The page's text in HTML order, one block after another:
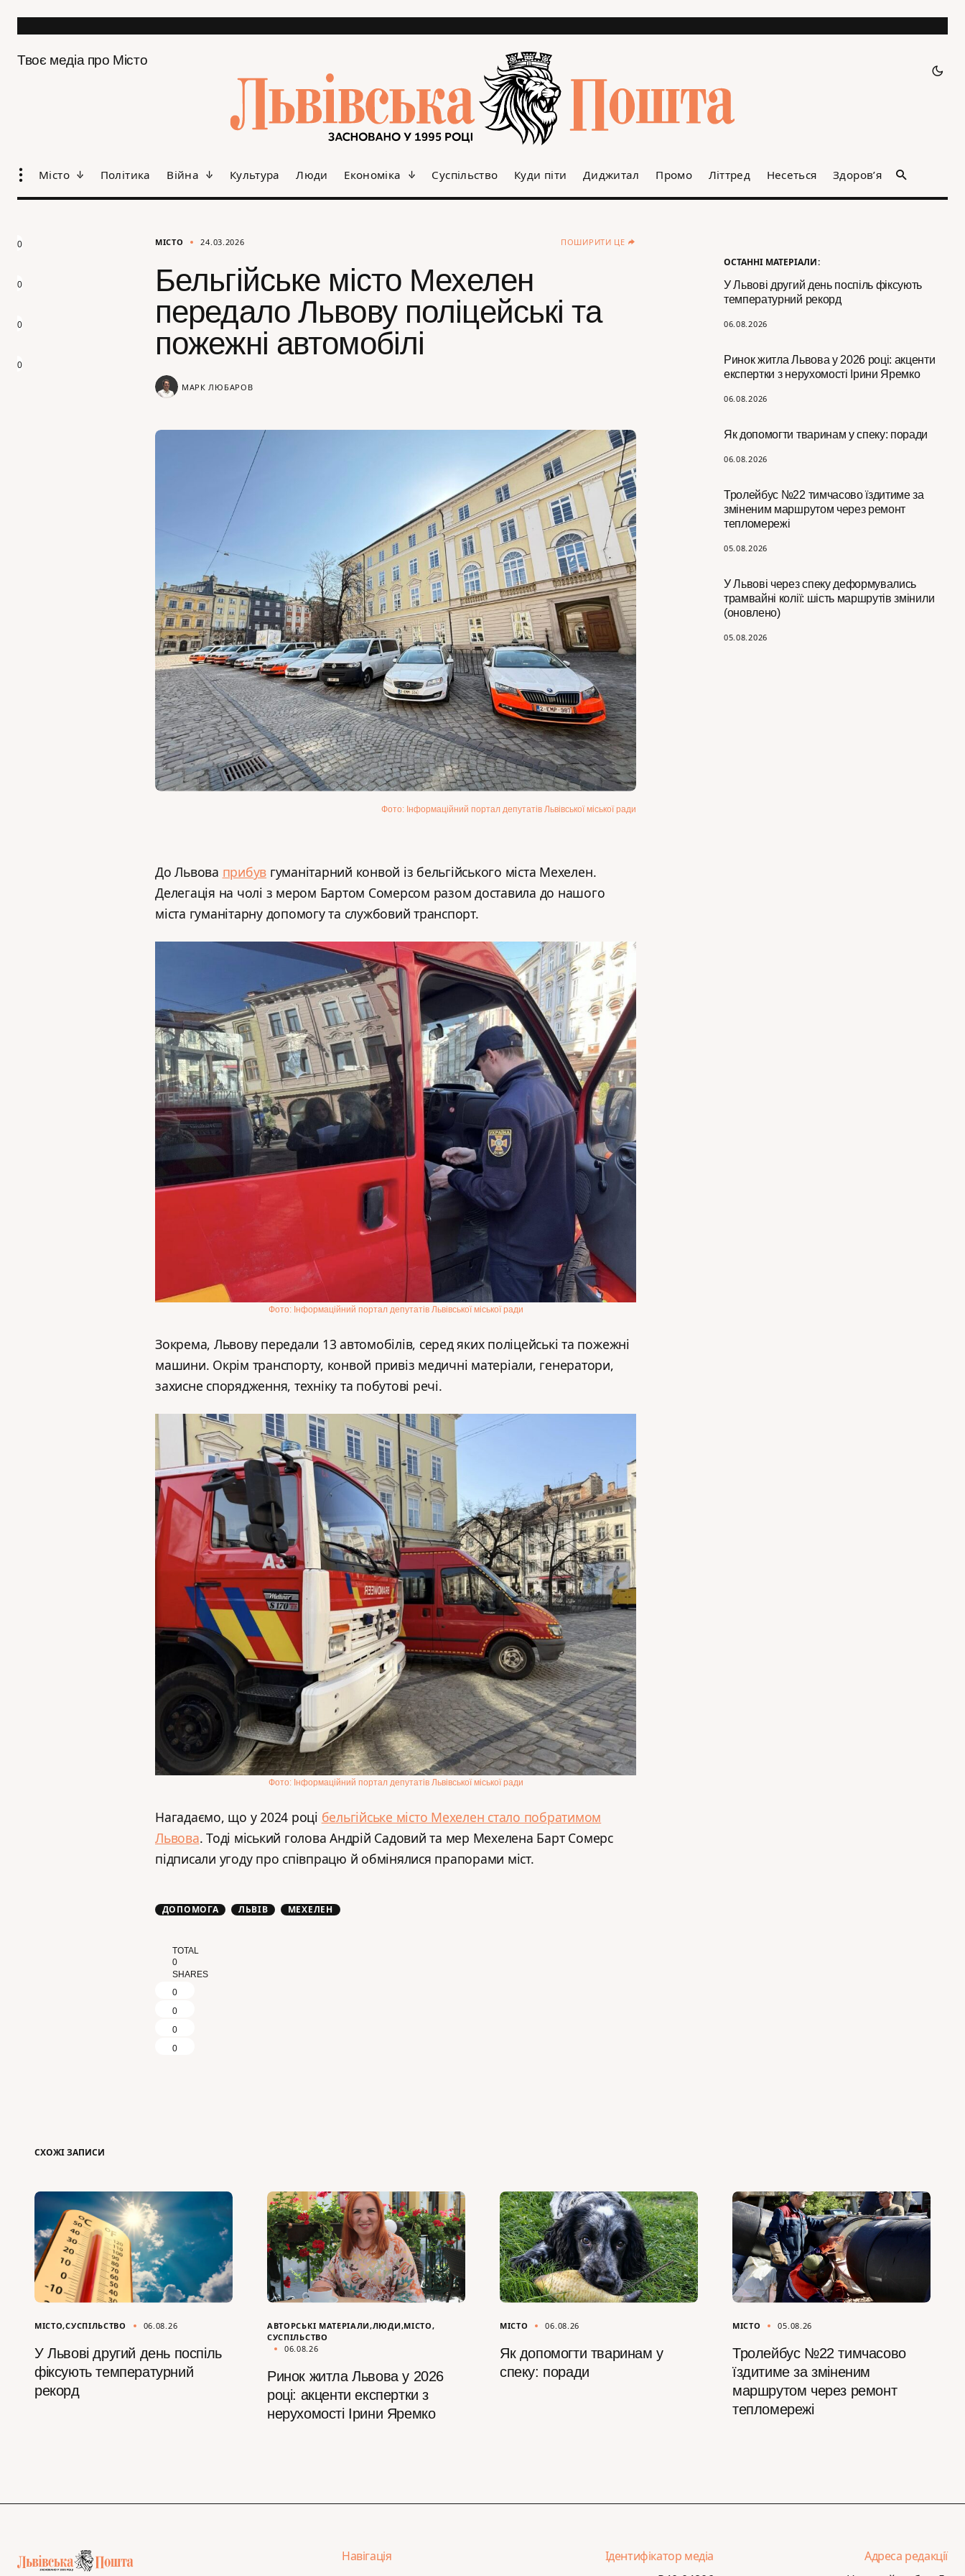
Твоє медіа про Місто
Місто Політика Війна Культура Люди Економіка Суспільство Куди піти Диджитал Промо Літтред Несеться Здоров’я
ОСТАННІ МАТЕРІАЛИ:
У Львові другий день поспіль фіксують
температурний рекорд
06.08.2026
Ринок житла Львова у 2026 році: акценти
експертки з нерухомості Ірини Яремко
06.08.2026
Як допомогти тваринам у спеку: поради
06.08.2026
Тролейбус №22 тимчасово їздитиме за
зміненим маршрутом через ремонт
тепломережі
05.08.2026
У Львові через спеку деформувались
трамвайні колії: шість маршрутів змінили
(оновлено)
05.08.2026
МІСТО 24.03.2026 ПОШИРИТИ ЦЕ
Бельгійське місто Мехелен
передало Львову поліцейські та
пожежні автомобілі
МАРК ЛЮБАРОВ
Фото: Інформаційний портал депутатів Львівської міської ради
До Львова прибув гуманітарний конвой із бельгійського міста Мехелен.
Делегація на чолі з мером Бартом Сомерсом разом доставила до нашого
міста гуманітарну допомогу та службовий транспорт.
Фото: Інформаційний портал депутатів Львівської міської ради
Зокрема, Львову передали 13 автомобілів, серед яких поліцейські та пожежні
машини. Окрім транспорту, конвой привіз медичні матеріали, генератори,
захисне спорядження, техніку та побутові речі.
Фото: Інформаційний портал депутатів Львівської міської ради
Нагадаємо, що у 2024 році бельгійське місто Мехелен стало побратимом
Львова. Тоді міський голова Андрій Садовий та мер Мехелена Барт Сомерс
підписали угоду про співпрацю й обмінялися прапорами міст.
ДОПОМОГА ЛЬВІВ МЕХЕЛЕН
TOTAL
0
SHARES
0
0
0
0
0
0
0
0
СХОЖІ ЗАПИСИ
МІСТО СУСПІЛЬСТВО 06.08.26
У Львові другий день поспіль
фіксують температурний
рекорд
АВТОРСЬКІ МАТЕРІАЛИ ЛЮДИ МІСТО
СУСПІЛЬСТВО
06.08.26
Ринок житла Львова у 2026
році: акценти експертки з
нерухомості Ірини Яремко
МІСТО 06.08.26
Як допомогти тваринам у
спеку: поради
МІСТО 05.08.26
Тролейбус №22 тимчасово
їздитиме за зміненим
маршрутом через ремонт
тепломережі
Навігація
Ідентифікатор медіа
Адреса редакції